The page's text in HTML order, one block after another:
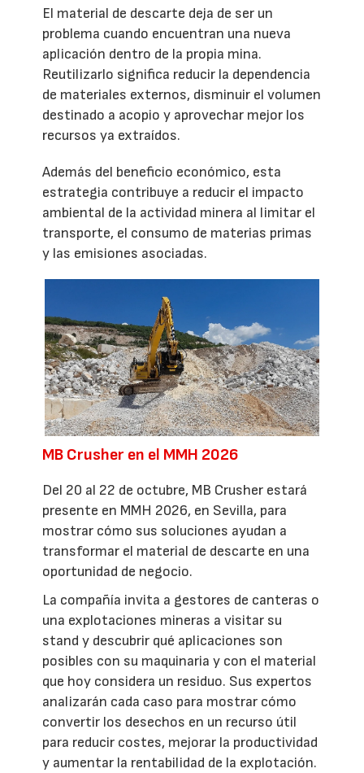
El material de descarte deja de ser un
problema cuando encuentran una nueva
aplicación dentro de la propia mina.
Reutilizarlo significa reducir la dependencia
de materiales externos, disminuir el volumen
destinado a acopio y aprovechar mejor los
recursos ya extraídos.
Además del beneficio económico, esta
estrategia contribuye a reducir el impacto
ambiental de la actividad minera al limitar el
transporte, el consumo de materias primas
y las emisiones asociadas.
MB Crusher en el MMH 2026
Del 20 al 22 de octubre, MB Crusher estará
presente en MMH 2026, en Sevilla, para
mostrar cómo sus soluciones ayudan a
transformar el material de descarte en una
oportunidad de negocio.
La compañía invita a gestores de canteras o
una explotaciones mineras a visitar su
stand y descubrir qué aplicaciones son
posibles con su maquinaria y con el material
que hoy considera un residuo. Sus expertos
analizarán cada caso para mostrar cómo
convertir los desechos en un recurso útil
para reducir costes, mejorar la productividad
y aumentar la rentabilidad de la explotación.